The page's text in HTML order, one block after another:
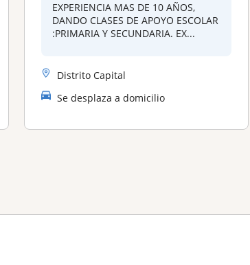
EXPERIENCIA MAS DE 10 AÑOS,
DANDO CLASES DE APOYO ESCOLAR
:PRIMARIA Y SECUNDARIA. EX...
Distrito Capital
Se desplaza a domicilio